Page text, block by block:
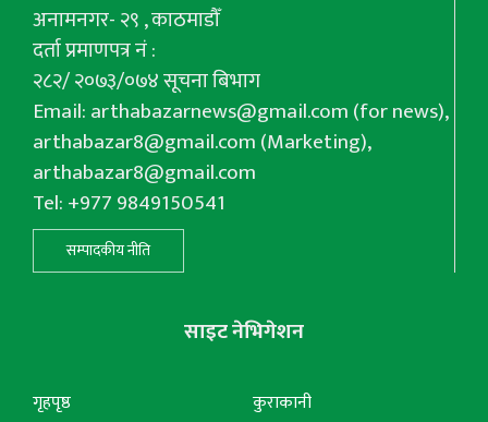
अनामनगर- २९ , काठमाडौँ
दर्ता प्रमाणपत्र नं :
२८२/ २०७३/०७४ सूचना बिभाग
Email:arthabazarnews@gmail.com(for news),
arthabazar8@gmail.com(Marketing),
arthabazar8@gmail.com
Tel: +977 9849150541
सम्पादकीय नीति
साइट नेभिगेशन
गृहपृष्ठ कुराकानी